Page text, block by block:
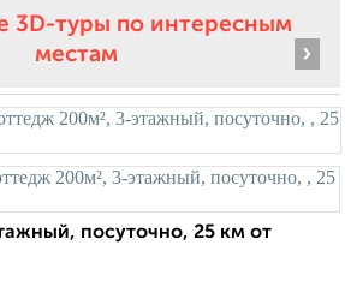
3D-туры по интересным
местам
›
посуточно, 25 км от